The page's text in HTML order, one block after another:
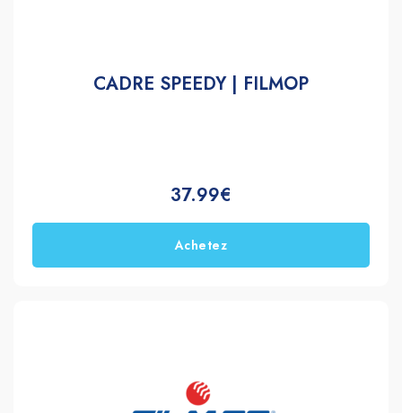
CADRE SPEEDY | FILMOP
37.99€
Achetez